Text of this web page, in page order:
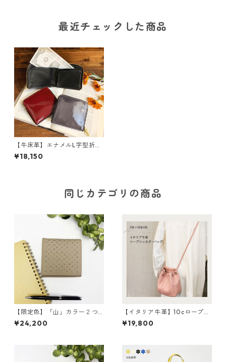
最近チェックした商品
【牛床革】エナメルL字型折り
畳み財布〈4色展開〉 レザー
ウォレット 牛革 エナメ
¥18,150
同じカテゴリの商品
【限定色】「山」カラー２つ
折り財布 <4色展開> 本革
牛革 レザーウォレット 革
¥24,200
【イタリア牛革】10cロープシ
ョルダー〈8色展開＋限定4
色〉 イタリア牛革 軽い
¥19,800